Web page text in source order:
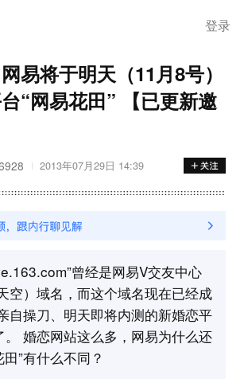
登录
易将于明天（11月8号）
“网易花田” 【已更新邀
2013年07月29日 14:39
曾经是网易V交友中心
空）域名，而这个域名现在已经成
自操刀、明天即将内测的新婚恋平
。 婚恋网站这么多，网易为什么还
”有什么不同？